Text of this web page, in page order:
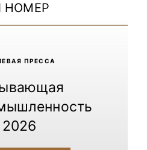
промышленность»
НОМЕР
ПРЕССА